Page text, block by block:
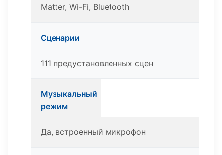
Matter, Wi-Fi, Bluetooth
Сценарии
111 предустановленных сцен
Музыкальный
режим
Да, встроенный микрофон